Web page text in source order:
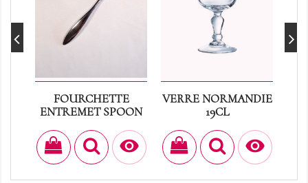
FOURCHETTE
ENTREMET SPOON
Prix
0,40 €

VERRE NORMANDIE
19CL
Prix
0,25 €
